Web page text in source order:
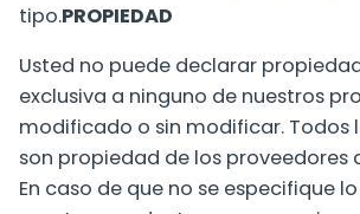
tipo.PROPIEDAD
Usted no puede declarar
exclusiva a ninguno de nuestros
modificado o sin modificar. Todos
son propiedad de los proveedores
En caso de que no se especifique